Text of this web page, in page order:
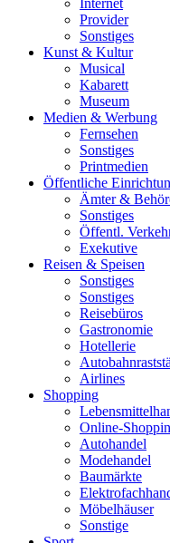
Internet
Provider
Sonstiges
Kunst & Kultur
Musical
Kabarett
Museum
Medien & Werbung
Fernsehen
Sonstiges
Printmedien
Öffentliche
Ämter &
Sonstiges
Öffentl.
Exekutive
Reisen & Speisen
Sonstiges
Sonstiges
Reisebüros
Gastronomie
Hotellerie
Airlines
Shopping
Online-
Autohandel
Modehandel
Baumärkte
Möbelhäuser
Sonstige